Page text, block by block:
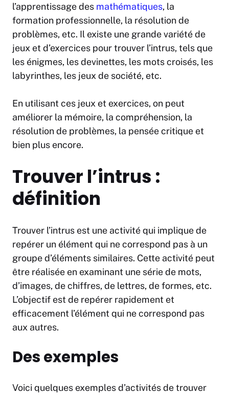
l’apprentissage des mathématiques, la
formation professionnelle, la résolution de
problèmes, etc. Il existe une grande variété de
jeux et d’exercices pour trouver l’intrus, tels que
les énigmes, les devinettes, les mots croisés, les
labyrinthes, les jeux de société, etc.
En utilisant ces jeux et exercices, on peut
améliorer la mémoire, la compréhension, la
résolution de problèmes, la pensée critique et
bien plus encore.
Trouver l’intrus :
définition
Trouver l’intrus est une activité qui implique de
repérer un élément qui ne correspond pas à un
groupe d’éléments similaires. Cette activité peut
être réalisée en examinant une série de mots,
d’images, de chiffres, de lettres, de formes, etc.
L’objectif est de repérer rapidement et
efficacement l’élément qui ne correspond pas
aux autres.
Des exemples
Voici quelques exemples d’activités de trouver